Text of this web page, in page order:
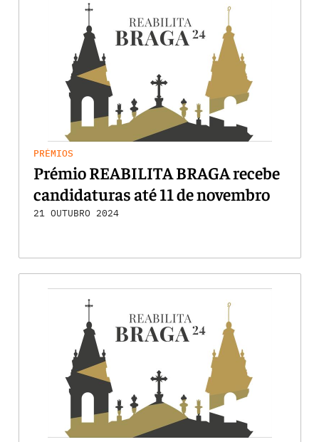
PRÉMIOS
Prémio REABILITA BRAGA recebe
candidaturas até 11 de novembro
21 OUTUBRO 2024